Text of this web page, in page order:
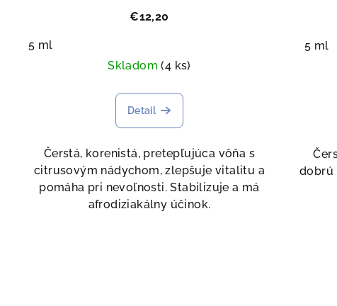
€12,20
5 ml
Skladom(4 ks)
Detail
Čerstá, korenistá, pretepľujúca vôňa s
citrusovým nádychom, zlepšuje vitalitu a
pomáha pri nevoľnosti. Stabilizuje a má
afrodiziakálny účinok.
5 ml
dobrú